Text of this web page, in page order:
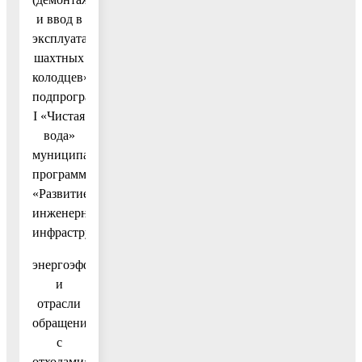
и ввод в
эксплуатацию
шахтных
колодцев»
подпрограммы
I «Чистая
вода»
муниципальной
программы
«Развитие
инженерной
инфраструктуры,
энергоэффективности
и
отрасли
обращения
с